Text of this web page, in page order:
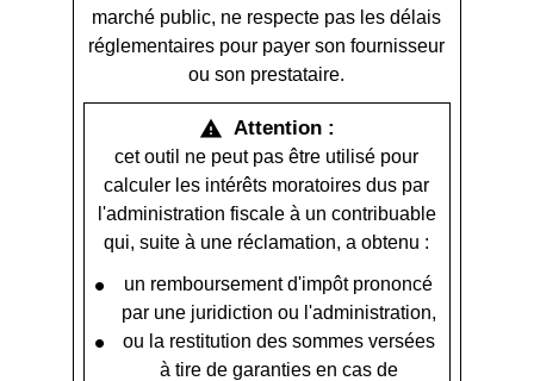
marché public, ne respecte pas les délais
réglementaires pour payer son fournisseur
ou son prestataire.
warning Attention :
cet outil ne peut pas être utilisé pour
calculer les intérêts moratoires dus par
l'administration fiscale à un contribuable
qui, suite à une réclamation, a obtenu :
un remboursement d'impôt prononcé
par une juridiction ou l'administration,
ou la restitution des sommes versées
à tire de garanties en cas de